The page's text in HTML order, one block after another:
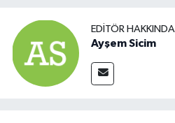
EDITÖR HAKKINDA
Ayşem Sicim